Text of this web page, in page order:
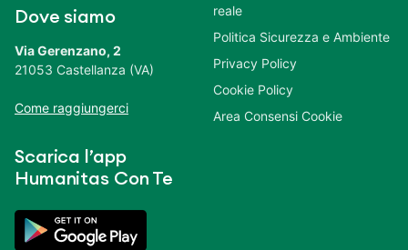
Dove siamo
Via Gerenzano, 2
21053 Castellanza (VA)
Come raggiungerci
Scarica l’app
Humanitas Con Te
reale
Politica Sicurezza e Ambiente
Privacy Policy
Cookie Policy
Area Consensi Cookie